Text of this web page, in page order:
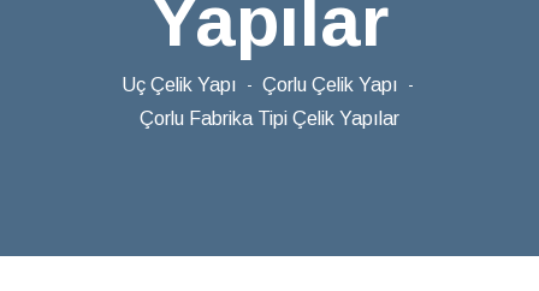
Yapılar
Uç Çelik Yapı
Çorlu Çelik Yapı
Çorlu Fabrika Tipi Çelik Yapılar